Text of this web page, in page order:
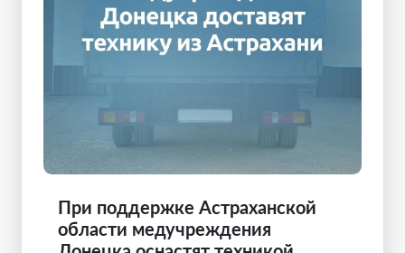
При поддержке Астраханской
области медучреждения